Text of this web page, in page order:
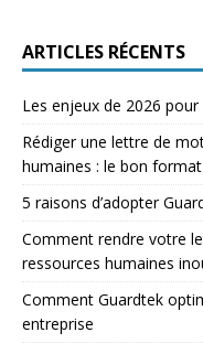
ARTICLES RÉCENTS
Les enjeux de 2026
Rédiger une lettre de
humaines : le bon format
5 raisons d’adopter
Comment rendre votre
ressources humaines
Comment Guardtek
entreprise